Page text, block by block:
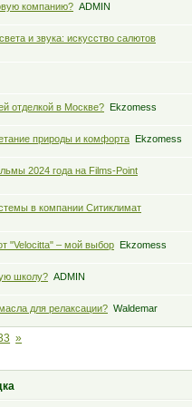
компанию? ADMIN
и звука: искусство салютов
отделкой в Москве? Ekzomess
природы и комфорта Ekzomess
2024 года на Films-Point
в компании Ситиклимат
"Velocitta" – мой выбор Ekzomess
школу? ADMIN
для релаксации? Waldemar
»